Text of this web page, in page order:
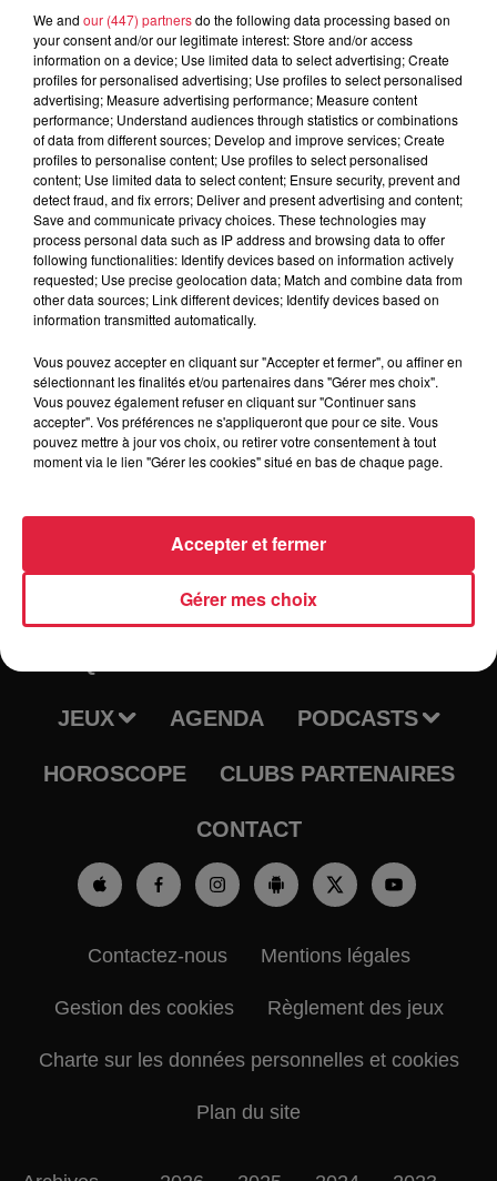
Tarif Gratuit
Les Herbes Folles sont une jolie boutique de créateurs
alsaciens nichée à deux pas de la cathédrale à Strasbourg.
A l'occasion de la fête des amoureux Venez déguster une
potion d amour avec nous, tomber amoureux de Steel
California en musique, et tenter Cupidon lors de la soirée !
Si tu trouves ta moitié lors de notre soirée ou que tu l'as
déjà, viens participer à notre tombola pour gagner des lots à
partager en duo. La boutique restera ouverte et vous
permettra de trouver le cadeau idéal, fait main, unique et
RADIO INFOS
JEUX AGENDA PODCASTS
HOROSCOPE CLUBS PARTENAIRES
CONTACT
Contactez-nous Mentions légales
Gestion des cookies Règlement des jeux
Charte sur les données personnelles et cookies
Plan du site
We and our (447) partnersdo the following data processing based on
your consent and/or our legitimate interest: Store and/or access
information on a device; Use limited data to select advertising; Create
profiles for personalised advertising; Use profiles to select personalised
advertising; Measure advertising performance; Measure content
performance; Understand audiences through statistics or combinations
of data from different sources; Develop and improve services; Create
profiles to personalise content; Use profiles to select personalised
content; Use limited data to select content; Ensure security, prevent and
detect fraud, and fix errors; Deliver and present advertising and content;
Save and communicate privacy choices. These technologies may
process personal data such as IP address and browsing data to offer
following functionalities: Identify devices based on information actively
requested; Use precise geolocation data; Match and combine data from
other data sources; Link different devices; Identify devices based on
information transmitted automatically.
Vous pouvez accepter en cliquant sur "Accepter et fermer", ou affiner en
sélectionnant les finalités et/ou partenaires dans "Gérer mes choix".
Vous pouvez également refuser en cliquant sur "Continuer sans
accepter". Vos préférences ne s'appliqueront que pour ce site. Vous
pouvez mettre à jour vos choix, ou retirer votre consentement à tout
moment via le lien "Gérer les cookies" situé en bas de chaque page.
Gérer mes choix
Accepter et fermer